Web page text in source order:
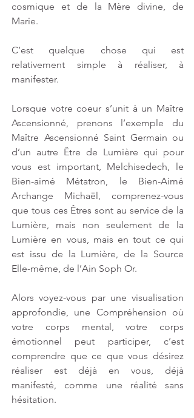
cosmique et de la Mère divine, de
Marie.
C’est quelque chose qui est
relativement simple à réaliser, à
manifester.
Lorsque votre coeur s’unit à un Maître
Ascensionné, prenons l’exemple du
Maître Ascensionné Saint Germain ou
d’un autre Être de Lumière qui pour
vous est important, Melchisedech, le
Bien-aimé Métatron, le Bien-Aimé
Archange Michaël, comprenez-vous
que tous ces Êtres sont au service de la
Lumière, mais non seulement de la
Lumière en vous, mais en tout ce qui
est issu de la Lumière, de la Source
Elle-même, de l’Ain Soph Or.
Alors voyez-vous par une visualisation
approfondie, une Compréhension où
votre corps mental, votre corps
émotionnel peut participer, c’est
comprendre que ce que vous désirez
réaliser est déjà en vous, déjà
manifesté, comme une réalité sans
hésitation.